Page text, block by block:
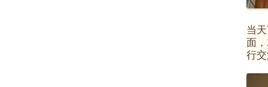
当
面
行